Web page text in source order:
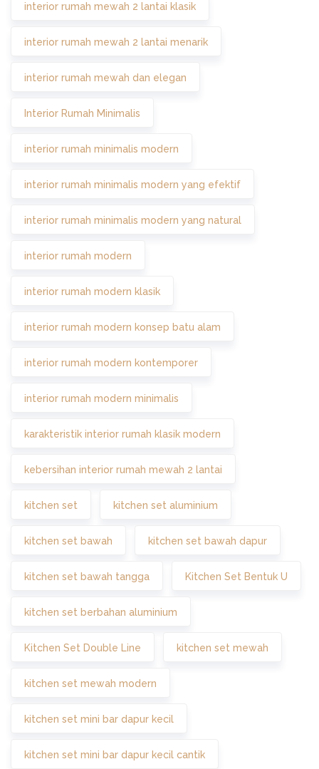
interior rumah mewah 2 lantai klasik
interior rumah mewah 2 lantai menarik
interior rumah mewah dan elegan
Interior Rumah Minimalis
interior rumah minimalis modern
interior rumah minimalis modern yang efektif
interior rumah minimalis modern yang natural
interior rumah modern
interior rumah modern klasik
interior rumah modern konsep batu alam
interior rumah modern kontemporer
interior rumah modern minimalis
karakteristik interior rumah klasik modern
kebersihan interior rumah mewah 2 lantai
kitchen set kitchen set aluminium
kitchen set bawah kitchen set bawah dapur
kitchen set bawah tangga Kitchen Set Bentuk U
kitchen set berbahan aluminium
Kitchen Set Double Line kitchen set mewah
kitchen set mewah modern
kitchen set mini bar dapur kecil
kitchen set mini bar dapur kecil cantik